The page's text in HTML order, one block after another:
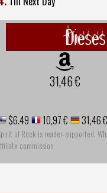
31,46 €
$6.49 10,97 € 31,46 €
of Rock is reader-supported.
commission